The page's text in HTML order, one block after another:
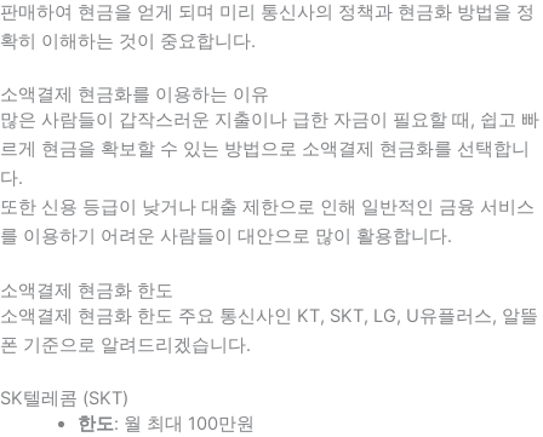
판매하여 현금을 얻게 되며 미리 통신사의 정책과 현금화 방법을 정
확히 이해하는 것이 중요합니다.
소액결제 현금화를 이용하는 이유
많은 사람들이 갑작스러운 지출이나 급한 자금이 필요할 때 , 쉽고 빠
르게 현금을 확보할 수 있는 방법으로 소액결제 현금화를 선택합니
다.
또한 신용 등급이 낮거나 대출 제한으로 인해 일반적인 금융 서비스
를 이용하기 어려운 사람들이 대안으로 많이 활용합니다.
소액결제 현금화 한도
소액결제 현금화 한도 주요 통신사인 KT, SKT, LG, U유플러스, 알뜰
폰 기준으로 알려드리겠습니다.
SK텔레콤 (SKT)
한도: 월 최대 100만원